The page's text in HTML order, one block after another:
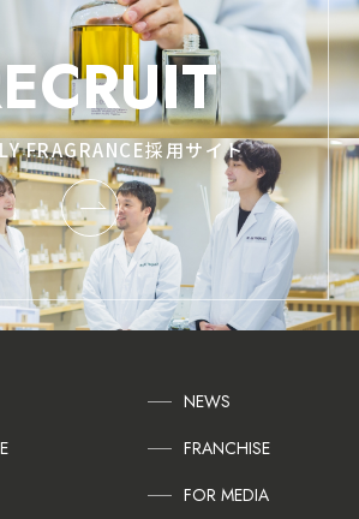
FRAGRANCE採用サイト
NEWS
FRANCHISE
FOR MEDIA